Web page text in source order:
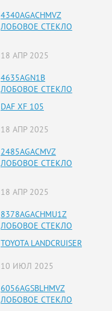
4340AGACHMVZ
ЛОБОВОЕ СТЕКЛО
18 АПР 2025
4635AGN1B
ЛОБОВОЕ СТЕКЛО
DAF XF 105
18 АПР 2025
2485AGACMVZ
ЛОБОВОЕ СТЕКЛО
18 АПР 2025
8378AGACHMU1Z
ЛОБОВОЕ СТЕКЛО
TOYOTA LANDCRUISER
10 ИЮЛ 2025
6056AGSBLHMVZ
ЛОБОВОЕ СТЕКЛО